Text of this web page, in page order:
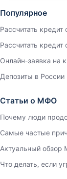
Популярное
Рассчитать
Рассчитать
Онлайн-заявка на
Депозиты в России
Статьи о МФО
Почему люди
Самые частые
Актуальный
Что делать, если